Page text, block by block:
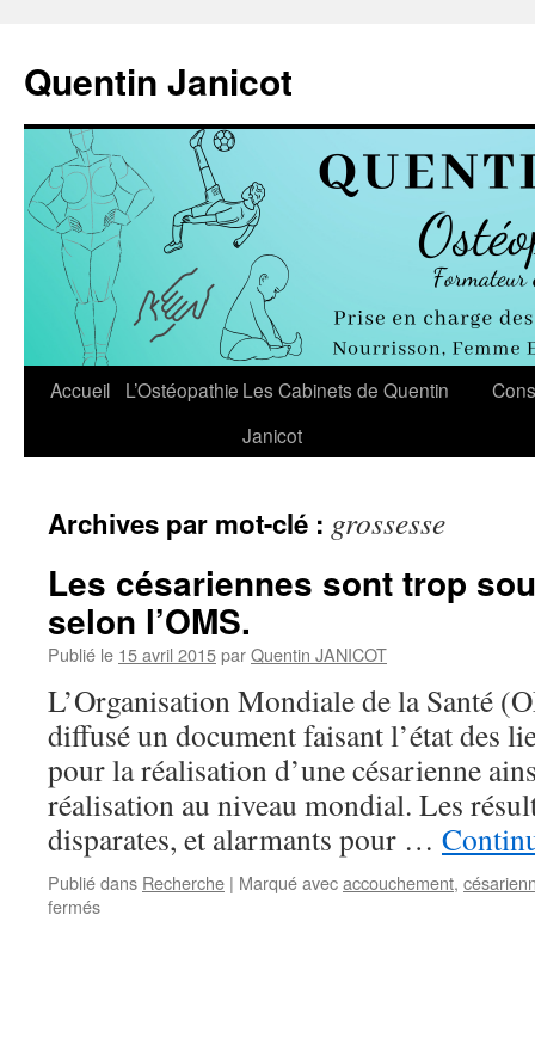
contenu
Quentin Janicot
Accueil L’Ostéopathie Les Cabinets de Quentin
Janicot
Archives par mot-clé : grossesse
Les césariennes sont trop
selon l’OMS.
Publié le 15 avril 2015parQuentin JANICOT
L’Organisation Mondiale de la Santé
diffusé un document faisant l’état des
pour la réalisation d’une césarienne
réalisation au niveau mondial. Les
disparates, et alarmants pour …
Publié dans Recherche | Marqué avecaccouchement,
ferméssur